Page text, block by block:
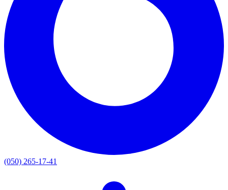
(050) 265-17-41